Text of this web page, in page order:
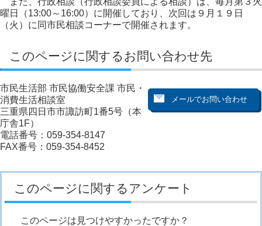
曜日（13:00～16:00）に開催しており、次回は９月１９日
（火）に同市民相談コーナーで開催されます。
このページに関するお問い合わせ先
市民生活部 市民協働安全課 市民・
消費生活相談室
三重県四日市市諏訪町1番5号（本
庁舎1F）
電話番号：059-354-8147
FAX番号：059-354-8452
このページに関するアンケート
このページは見つけやすかったですか？